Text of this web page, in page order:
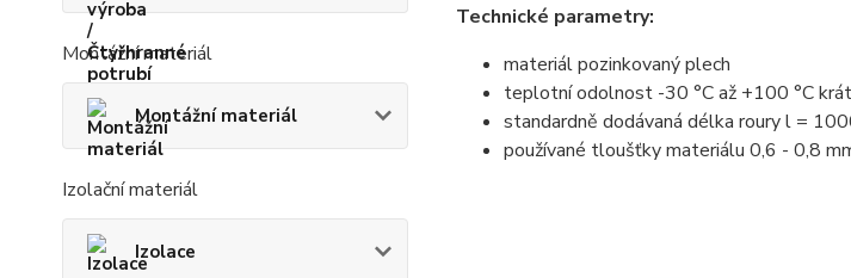
Montážní materiál
Montážní materiál
Izolační materiál
Izolace
Technické parametry:
materiál pozinkovaný plech
teplotní odolnost -30 °C až +100 °C
standardně dodávaná délka roury l =
používané tloušťky materiálu 0,6 - 0,8